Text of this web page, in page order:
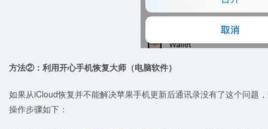
方法②：利用开心手机恢复大师（电脑软件）
如果从iCloud恢复并不能解决苹果手机更新后通讯录没有了这个问题
操作步骤如下：